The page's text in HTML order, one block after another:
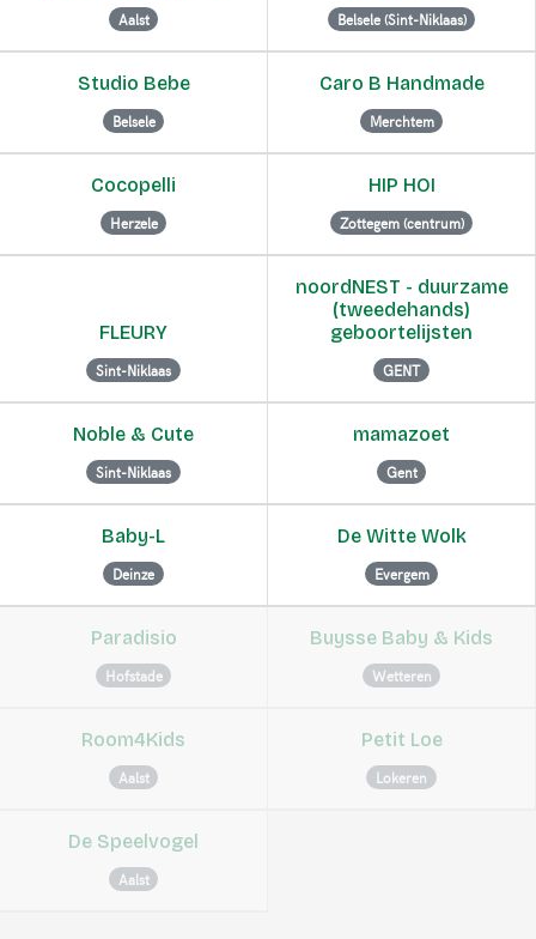
Aalst Belsele (Sint-Niklaas)
Studio Bebe
Belsele
Caro B Handmade
Merchtem
Cocopelli
Herzele
HIP HOI
Zottegem (centrum)
FLEURY
Sint-Niklaas
noordNEST - duurzame
(tweedehands)
geboortelijsten
GENT
Noble & Cute
Sint-Niklaas
mamazoet
Gent
Baby-L
Deinze
De Witte Wolk
Evergem
Paradisio
Hofstade
Buysse Baby & Kids
Wetteren
Room4Kids
Aalst
Petit Loe
Lokeren
De Speelvogel
Aalst